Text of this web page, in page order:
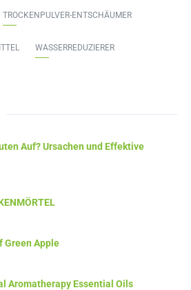
TROCKENPULVER-ENTSCHÄUMER
WASSERREDUZIERER
Auf? Ursachen und Effektive
Green Apple
Aromatherapy Essential Oils